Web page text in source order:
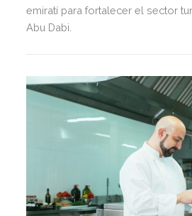
emiratí para fortalecer el sector
Abu Dabi.